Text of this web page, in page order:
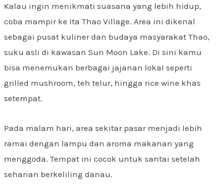
Kalau ingin menikmati suasana yang lebih hidup,
coba mampir ke Ita Thao Village. Area ini dikenal
sebagai pusat kuliner dan budaya masyarakat Thao,
suku asli di kawasan Sun Moon Lake. Di sini kamu
bisa menemukan berbagai jajanan lokal seperti
grilled mushroom, teh telur, hingga rice wine khas
setempat.
Pada malam hari, area sekitar pasar menjadi lebih
ramai dengan lampu dan aroma makanan yang
menggoda. Tempat ini cocok untuk santai setelah
seharian berkeliling danau.